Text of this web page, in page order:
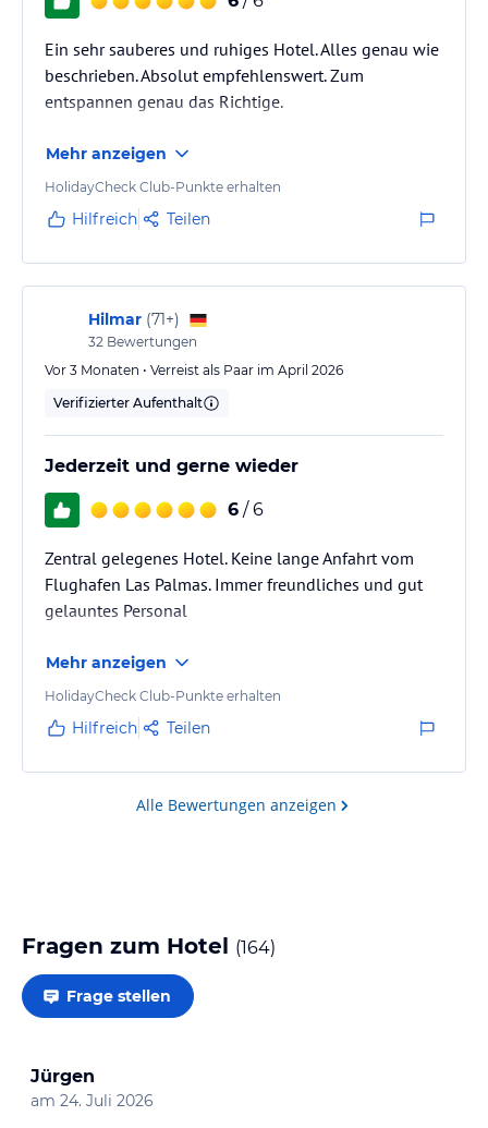
Ein sehr sauberes und ruhiges Hotel. Alles genau wie
beschrieben. Absolut empfehlenswert. Zum
entspannen genau das Richtige.
Mehr anzeigen
HolidayCheck Club-Punkte erhalten
Hilfreich Teilen
Hilmar (71+)
32 Bewertungen
Vor 3 Monaten • Verreist als Paar im April 2026
Verifizierter Aufenthalt
Jederzeit und gerne wieder
6 / 6
Zentral gelegenes Hotel. Keine lange Anfahrt vom
Flughafen Las Palmas. Immer freundliches und gut
gelauntes Personal
Mehr anzeigen
HolidayCheck Club-Punkte erhalten
Hilfreich Teilen
Alle Bewertungen anzeigen
Fragen zum Hotel (164)
Frage stellen
Jürgen
am 24. Juli 2026